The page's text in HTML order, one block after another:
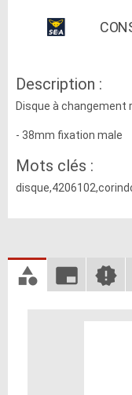
Description :
Disque à changement
- 38mm fixation male
Mots clés :